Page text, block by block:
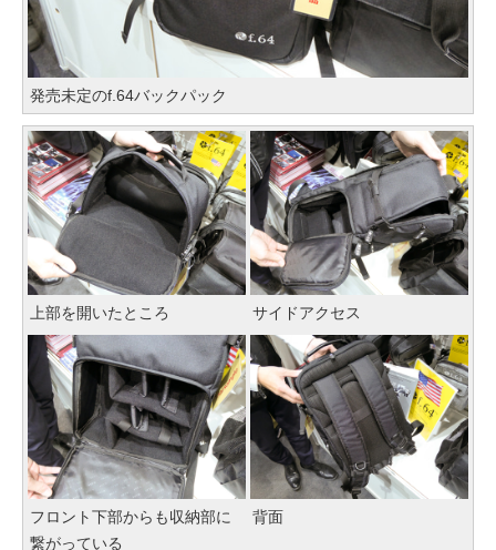
発売未定のf.64バックパック
上部を開いたところ サイドアクセス
フロント下部からも収納部に
繋がっている
背面